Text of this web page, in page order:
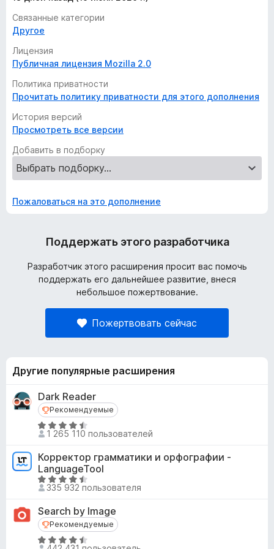
Связанные категории
Другое
Лицензия
Публичная лицензия Mozilla 2.0
Политика приватности
Прочитать политику приватности для этого дополнения
История версий
Просмотреть все версии
Добавить в подборку
Пожаловаться на это дополнение
Поддержать этого разработчика
Разработчик этого расширения просит вас помочь
поддержать его дальнейшее развитие, внеся
небольшое пожертвование.
Пожертвовать сейчас
Другие популярные расширения
Dark Reader
Рекомендуемые
Рекомендуемые
О
ц
е
н
е
н
н
а
4
1 265 110 пользователей
Корректор грамматики и орфографии -
LanguageTool
О
ц
е
н
е
н
335 932 пользователя
Search by Image
Рекомендуемые
Рекомендуемые
О